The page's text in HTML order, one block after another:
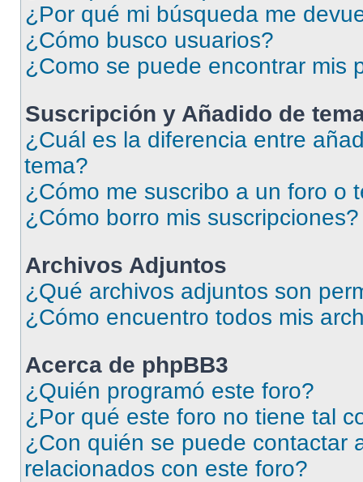
¿Por qué mi búsqueda me
¿Cómo busco usuarios?
¿Como se puede encontrar mis
Suscripción y Añadido de
¿Cuál es la diferencia entre
tema?
¿Cómo me suscribo a un foro o
¿Cómo borro mis suscripciones?
Archivos Adjuntos
¿Qué archivos adjuntos son
¿Cómo encuentro todos mis
Acerca de phpBB3
¿Quién programó este foro?
¿Por qué este foro no tiene tal
¿Con quién se puede contactar
relacionados con este foro?